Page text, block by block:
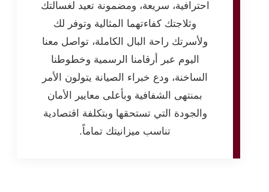
احترافية، سريعة، ومضمونة تعيد لغسالتك
وثلاجتك كفاءتهما المثالية وتوفر لك
ولأسرتك راحة البال الكاملة، تواصل معنا
اليوم عبر أرقامنا الرسمية وخطوطنا
الساخنة، ودع خبراء الصيانة يتولون الأمر
بمنتهى الشفافية وبأعلى معايير الأمان
والجودة التي تستحقها وبتكلفة اقتصادية
تناسب ميزانيتك تماماً.